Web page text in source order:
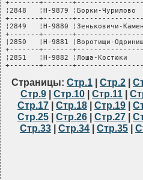
Страницы: Стр.1 | Стр.2 |
Стр.9 | Стр.10 | Стр.11 |
Стр.17 | Стр.18 | Стр.19 |
Стр.25 | Стр.26 | Стр.27 |
Стр.33 | Стр.34 | Стр.35 |